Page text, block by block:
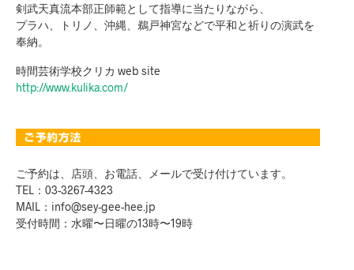
剣武天真流本部正師範として指導に当たりながら、
プラハ、トリノ、沖縄、鵜戸神宮などで平和と祈りの演武を
奉納。
時間芸術学校クリカ web site
http://www.kulika.com/
ご予約は、店頭、お電話、メールで受け付けています。
TEL：03-3267-4323
MAIL：info@sey-gee-hee.jp
受付時間：水曜〜日曜の13時〜19時